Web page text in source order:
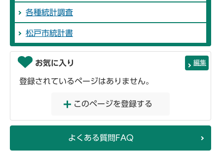
各種統計調査
松戸市統計書
お気に入り 編集
登録されているページはありません。
このページを登録する
よくある質問FAQ